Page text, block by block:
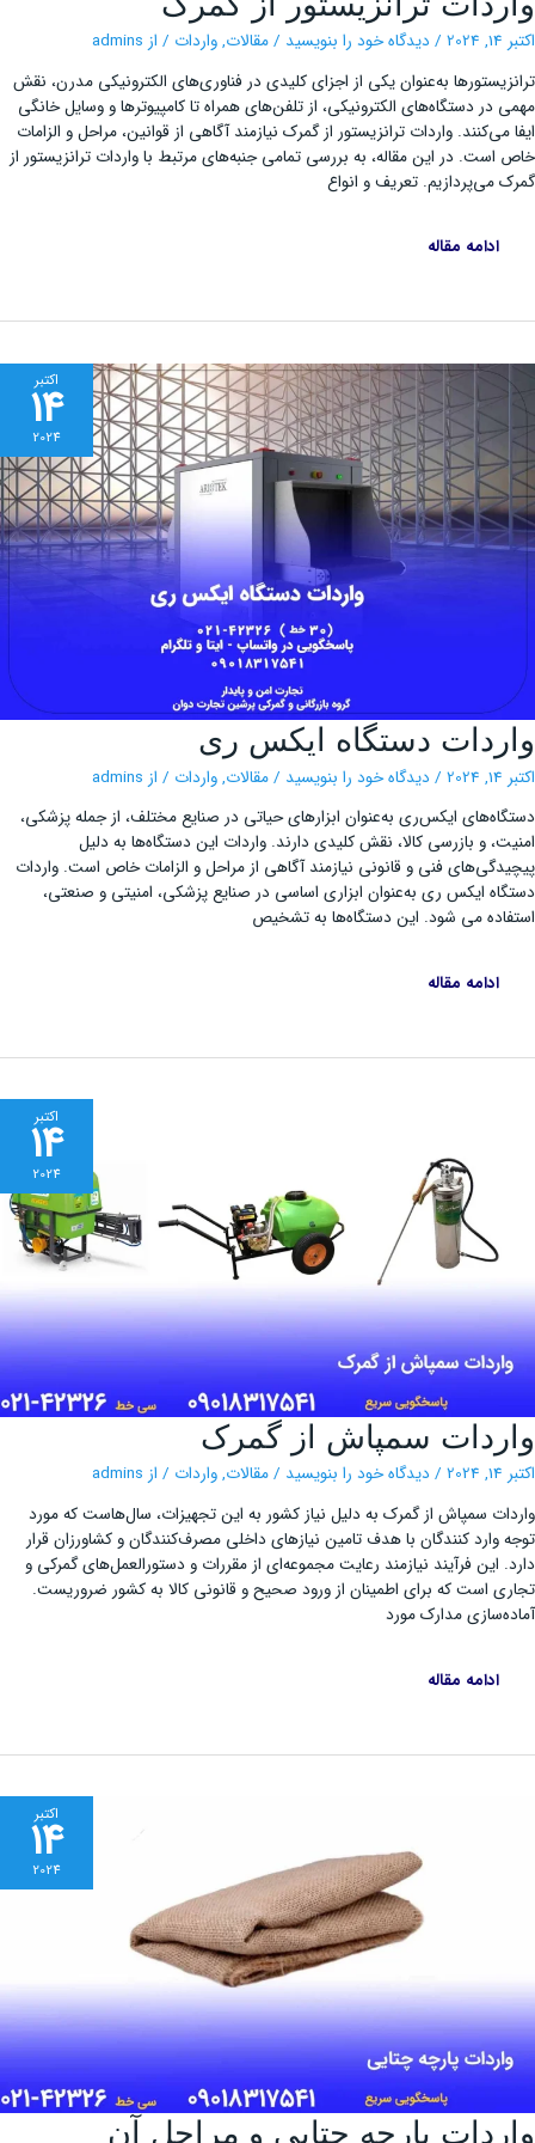
/دیدگاه‌ خود را بنویسید/مقالات,واردات/ از admins
به‌عنوان یکی از اجزای کلیدی در فناوری‌های الکترونیکی مدرن، نقش
در دستگاه‌های الکترونیکی، از تلفن‌های همراه تا کامپیوترها و وسایل خانگی
می‌کنند. واردات ترانزیستور از گمرک نیازمند آگاهی از قوانین، مراحل و الزامات
در این مقاله، به بررسی تمامی جنبه‌های مرتبط با واردات ترانزیستور از
می‌پردازیم. تعریف و انواع
ترانزیستور
از
گمرک
ادامه مقاله
دستگاه ایکس ری
/دیدگاه‌ خود را بنویسید/مقالات,واردات/ از admins
ایکس‌ری به‌عنوان ابزارهای حیاتی در صنایع مختلف، از جمله پزشکی،
و بازرسی کالا، نقش کلیدی دارند. واردات این دستگاه‌ها به دلیل
فنی و قانونی نیازمند آگاهی از مراحل و الزامات خاص است. واردات
ایکس‌ ری به‌عنوان ابزاری اساسی در صنایع پزشکی، امنیتی و صنعتی،
می شود. این دستگاه‌ها به تشخیص
واردات
دستگاه
ایکس
ری
ادامه مقاله
14
2024
سمپاش از گمرک
/دیدگاه‌ خود را بنویسید/مقالات,واردات/ از admins
سمپاش از گمرک به دلیل نیاز کشور به این تجهیزات، سال‌هاست که مورد
وارد کنندگان با هدف تامین نیازهای داخلی مصرف‌کنندگان و کشاورزان قرار
این فرآیند نیازمند رعایت مجموعه‌ای از مقررات و دستورالعمل‌های گمرکی و
است که برای اطمینان از ورود صحیح و قانونی کالا به کشور ضروریست.
مدارک مورد
واردات
سمپاش
از
گمرک
ادامه مقاله
14
2024
پارچه چتایی و مراحل آن واردات
پارچه
14
2024